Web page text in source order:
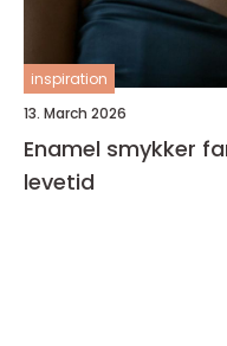
inspiration
13. March 2026
Enamel smykker fargerike smykker med lang
levetid